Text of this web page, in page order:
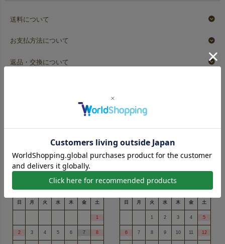
送料について
お支払方法について
返品・交換について
ショッピングガイドページはこちら
営業日カレンダー
■土日祝 弊社定休日
日 月 火 水 木 金 土
1
2 3 4 5 6 7 8
日 月 火 水 木 金 土
1 2 3 4 5
6 7 8 9 10 11 12